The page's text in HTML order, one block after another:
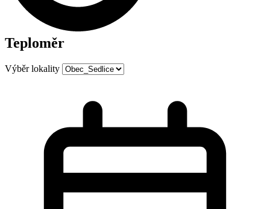
Teploměr
Výběr lokality